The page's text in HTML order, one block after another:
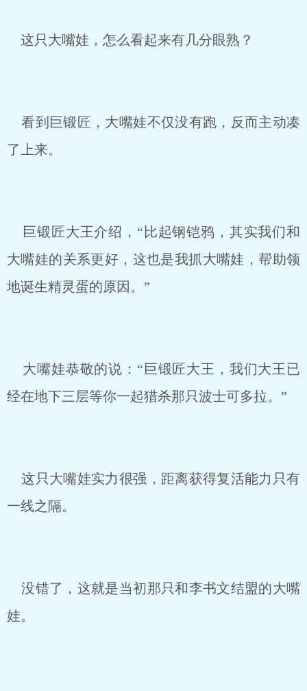
这只大嘴娃，怎么看起来有几分眼熟？
看到巨锻匠，大嘴娃不仅没有跑，反而主动凑
了上来。
巨锻匠大王介绍，“比起钢铠鸦，其实我们和
大嘴娃的关系更好，这也是我抓大嘴娃，帮助领
地诞生精灵蛋的原因。”
大嘴娃恭敬的说：“巨锻匠大王，我们大王已
经在地下三层等你一起猎杀那只波士可多拉。”
这只大嘴娃实力很强，距离获得复活能力只有
一线之隔。
没错了，这就是当初那只和李书文结盟的大嘴
娃。